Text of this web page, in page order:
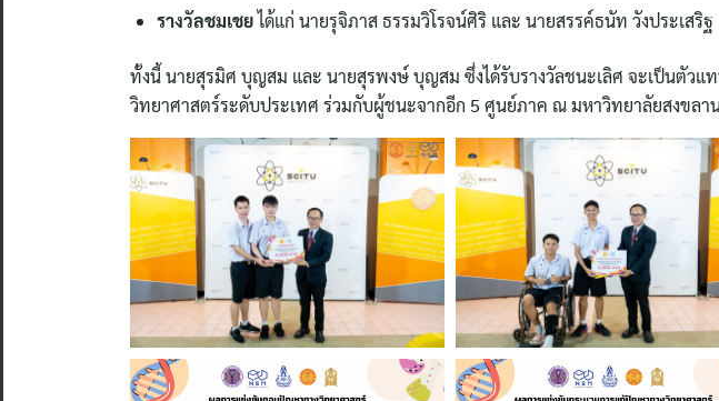
Search
for:
รางวัลชมเชยได้แก่ นายรุจิภาส ธรรมวิโรจน์ศิริ และ นายสรรค์ธนัท วังประเสริฐ
ทั้งนี้ นายสุรมิศ บุญสม และ นายสุรพงษ์ บุญสม ซึ่งได้รับรางวัลชนะเลิศ จะเป็นตัว
วิทยาศาสตร์ระดับประเทศ ร่วมกับผู้ชนะจากอีก 5 ศูนย์ภาค ณ มหาวิทยาลัยสงขลา